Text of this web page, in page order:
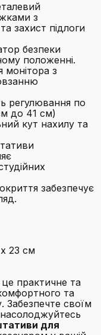
з
захист підлоги
безпеки
положенні.
з
регулювання по
до 41 см)
кут нахилу та
забезпечує
23 см
практичне та
та
Забезпечте своїм
для